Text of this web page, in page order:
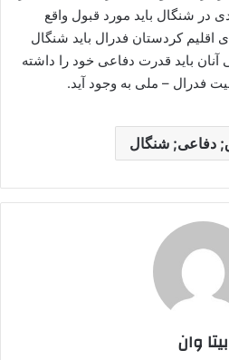
در شنگال باید مورد قبول واقع
کردستان فدرال باید شنگال
آنان باید قدرت دفاعی خود را داشته
فدرال – ملی به وجود آید.
دفاعی; شنگال
بیتا وان